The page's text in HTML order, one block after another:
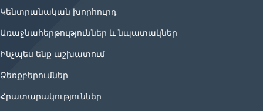
Կենտրանական խորհուրդ
Առաջնահերթություններ և նպատակներ
Ինչպես ենք աշխատում
Ձեռքբերումներ
Հրատարակություններ